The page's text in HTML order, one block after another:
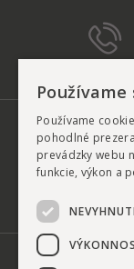
Používame
Používame
pohodlné
prevádzky webu
funkcie, výkon a